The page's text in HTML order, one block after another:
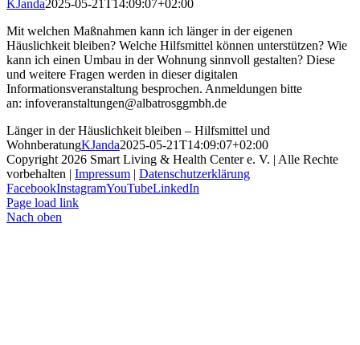
KJanda2025-05-21T14:09:07+02:00
Mit welchen Maßnahmen kann ich länger in der eigenen
Häuslichkeit bleiben? Welche Hilfsmittel können unterstützen? Wie
kann ich einen Umbau in der Wohnung sinnvoll gestalten? Diese
und weitere Fragen werden in dieser digitalen
Informationsveranstaltung besprochen. Anmeldungen bitte
an: infoveranstaltungen@albatrosggmbh.de
Länger in der Häuslichkeit bleiben – Hilfsmittel und
WohnberatungKJanda2025-05-21T14:09:07+02:00
Copyright 2026 Smart Living & Health Center e. V. | Alle Rechte
vorbehalten | Impressum | Datenschutzerklärung
FacebookInstagramYouTubeLinkedIn
Page load link
Nach oben